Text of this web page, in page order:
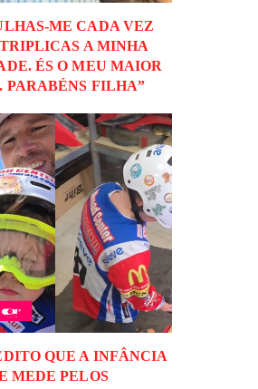
ME CADA VEZ
A MINHA
ÉS O MEU MAIOR
PARABÉNS FILHA”
QUE A INFÂNCIA
MEDE PELOS